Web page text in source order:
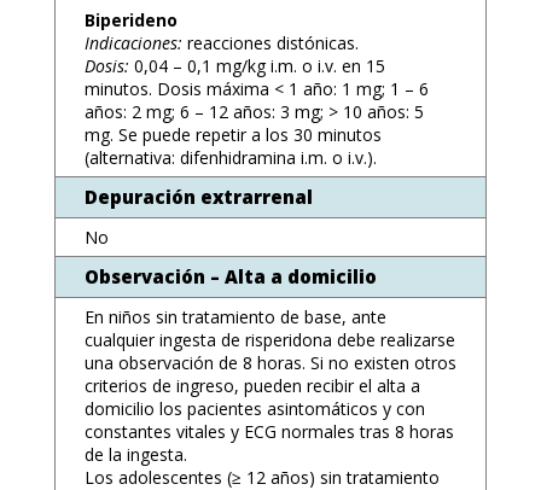
Biperideno
Indicaciones: reacciones distónicas.
Dosis: 0,04 – 0,1 mg/kg i.m. o i.v. en 15
minutos. Dosis máxima < 1 año: 1 mg; 1 – 6
años: 2 mg; 6 – 12 años: 3 mg; > 10 años: 5
mg. Se puede repetir a los 30 minutos
(alternativa: difenhidramina i.m. o i.v.).
Depuración extrarrenal
No
Observación – Alta a domicilio
En niños sin tratamiento de base, ante
cualquier ingesta de risperidona debe realizarse
una observación de 8 horas. Si no existen otros
criterios de ingreso, pueden recibir el alta a
domicilio los pacientes asintomáticos y con
constantes vitales y ECG normales tras 8 horas
de la ingesta.
Los adolescentes (≥ 12 años) sin tratamiento